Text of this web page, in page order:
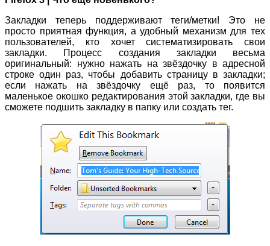
Закладки теперь поддерживают теги/метки! Это не
просто приятная функция, а удобный механизм для тех
пользователей, кто хочет систематизировать свои
закладки. Процесс создания закладки весьма
оригинальный: нужно нажать на звёздочку в адресной
строке один раз, чтобы добавить страницу в закладки;
если нажать на звёздочку ещё раз, то появится
маленькое окошко редактирования этой закладки, где вы
сможете подшить закладку в папку или создать тег.